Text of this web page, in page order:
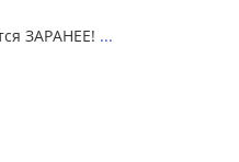
ЗАРАНЕЕ! ...